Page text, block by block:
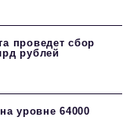
проведет сбор
рублей
уровне 64000